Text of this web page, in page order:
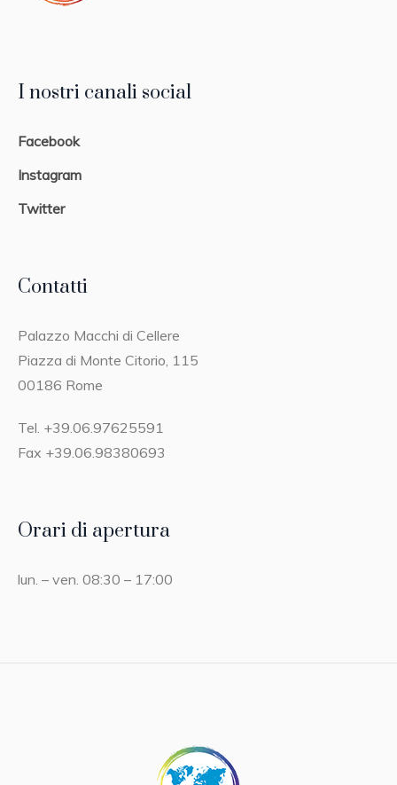
I nostri canali social
Facebook
Instagram
Twitter
Contatti
Palazzo Macchi di Cellere
Piazza di Monte Citorio, 115
00186 Rome
Tel. +39.06.97625591
Fax +39.06.98380693
Orari di apertura
lun. – ven. 08:30 – 17:00